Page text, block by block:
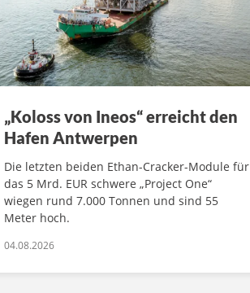
„Koloss von Ineos“ erreicht den
Hafen Antwerpen
Die letzten beiden Ethan-Cracker-Module für
das 5 Mrd. EUR schwere „Project One“
wiegen rund 7.000 Tonnen und sind 55
Meter hoch.
04.08.2026